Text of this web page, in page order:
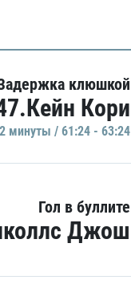
клюшкой
Кори
2 минуты / 61:24 - 63:24
Гол в буллите
Джош